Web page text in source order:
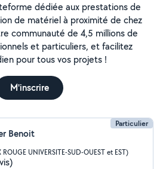
dédiée aux prestations de
de matériel à proximité de chez
communauté de 4,5 millions de
et particuliers, et facilitez
pour tous vos projets !
M'inscrire
Particulier
Benoit
ROUGE UNIVERSITE-SUD-OUEST et EST)